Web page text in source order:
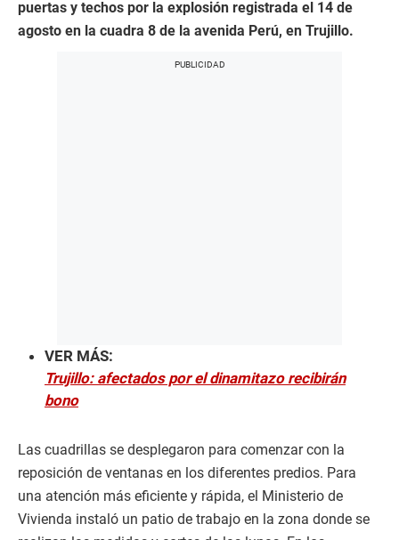
puertas y techos por la explosión registrada el 14 de
agosto en la cuadra 8 de la avenida Perú, en Trujillo.
VER MÁS:
Trujillo: afectados por el dinamitazo recibirán
bono
Las cuadrillas se desplegaron para comenzar con la
reposición de ventanas en los diferentes predios. Para
una atención más eficiente y rápida, el Ministerio de
Vivienda instaló un patio de trabajo en la zona donde se